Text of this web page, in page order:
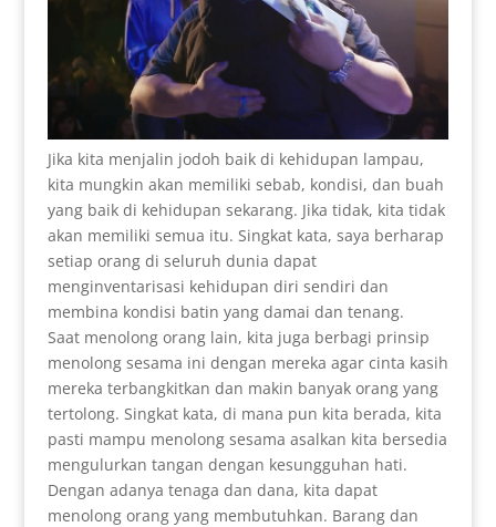
Jika kita menjalin jodoh baik di kehidupan lampau,
kita mungkin akan memiliki sebab, kondisi, dan buah
yang baik di kehidupan sekarang. Jika tidak, kita tidak
akan memiliki semua itu. Singkat kata, saya berharap
setiap orang di seluruh dunia dapat
menginventarisasi kehidupan diri sendiri dan
membina kondisi batin yang damai dan tenang.
Saat menolong orang lain, kita juga berbagi prinsip
menolong sesama ini dengan mereka agar cinta kasih
mereka terbangkitkan dan makin banyak orang yang
tertolong. Singkat kata, di mana pun kita berada, kita
pasti mampu menolong sesama asalkan kita bersedia
mengulurkan tangan dengan kesungguhan hati.
Dengan adanya tenaga dan dana, kita dapat
menolong orang yang membutuhkan. Barang dan